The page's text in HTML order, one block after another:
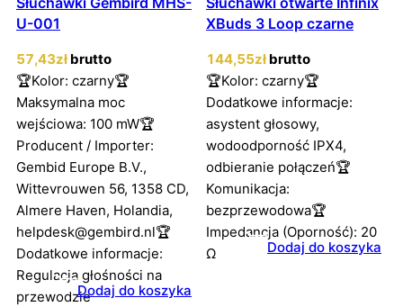
U-001
57,43zł brutto
🏆Kolor: czarny🏆
Maksymalna moc
wejściowa: 100 mW🏆
Producent / Importer:
Gembid Europe B.V.,
Wittevrouwen 56, 1358 CD,
Almere Haven, Holandia,
helpdesk@gembird.nl🏆
Dodatkowe informacje:
Regulacja głośności na
przewodzieDodaj do koszyka
XBuds 3 Loop czarne
144,55zł brutto
🏆Kolor: czarny🏆
Dodatkowe informacje:
asystent głosowy,
wodoodporność IPX4,
odbieranie połączeń🏆
Komunikacja:
bezprzewodowa🏆
Impedancja (Oporność): 20
Ω
Dodaj do koszyka